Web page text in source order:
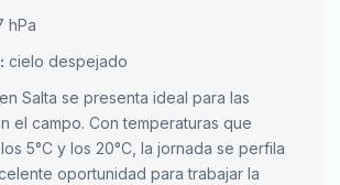
hPa
cielo despejado
Salta se presenta ideal para las
el campo. Con temperaturas que
5°C y los 20°C, la jornada se perfila
oportunidad para trabajar la